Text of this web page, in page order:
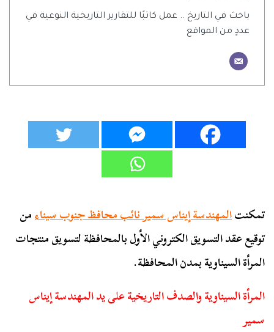
باحث في التاريخ .. عمل كاتبًا للتقارير التاريخية النوعية في
عددٍ من المواقع
تمكنتالمهندسة إيناس سمير نائب محافظ جنوب سيناءمن
توقيع عقد التسويق الكتروني الأول بالمحافظة لتسويق منتجات
المرأة السيناوية بمدن المحافظة.
المرأة السيناوية والصدف التاريخية على يد المهندسة إيناس
سمير